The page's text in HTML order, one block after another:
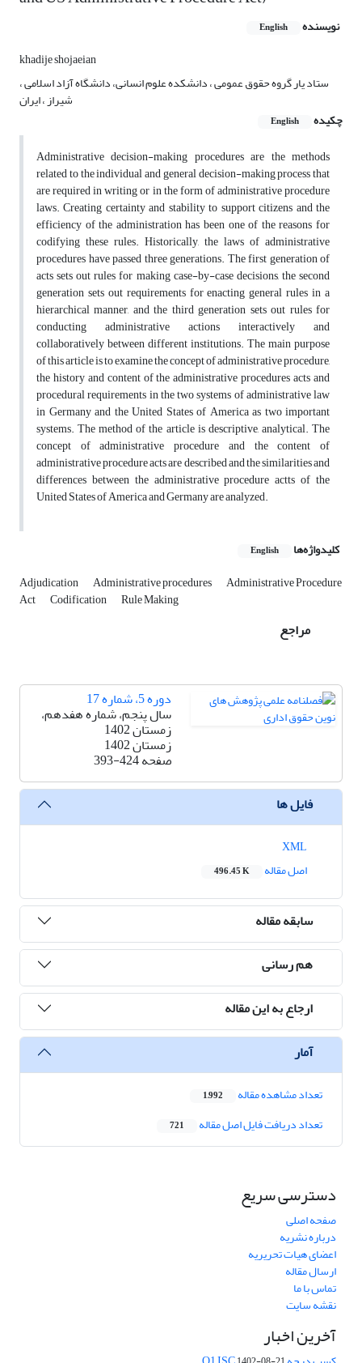
نویسنده English
khadije shojaeian
ستاد یار گروه حقوق عمومی ، دانشکده علوم انسانی، دانشگاه آزاد اسلامی ،
شیراز ، ایران
چکیده
English
Administrative decision-making procedures are the methods
related to the individual and general decision-making process that
are required in writing or in the form of administrative procedure
laws. Creating certainty and stability to support citizens and the
efficiency of the administration has been one of the reasons for
codifying these rules. Historically, the laws of administrative
procedures have passed three generations. The first generation of
acts sets out rules for making case-by-case decisions, the second
generation sets out requirements for enacting general rules in a
hierarchical manner, and the third generation sets out rules for
conducting administrative actions interactively and
collaboratively between different institutions. The main purpose
of this article is to examine the concept of administrative procedure,
the history and content of the administrative procedures acts and
procedural requirements in the two systems of administrative law
in Germany and the United States of America as two important
systems. The method of the article is descriptive, analytical. The
concept of administrative procedure and the content of
administrative procedure acts are described and the similarities and
differences between the administrative procedure actts of the
United States of America and Germany are analyzed.
کلیدواژه‌ها English
Adjudication Administrative procedures Administrative Procedure
Act Codification Rule Making
مراجع
دوره 5، شماره 17
سال پنجم، شماره هفدهم،
زمستان 1402
زمستان 1402
صفحه393-424
فایل ها
اصل مقاله
496.45 K
سابقه مقاله
هم رسانی
ارجاع به این مقاله
آمار
تعداد مشاهده مقاله 1,992
تعداد دریافت فایل اصل مقاله 721
دسترسی سریع
صفحه اصلی
درباره نشریه
اعضای هیات تحریریه
ارسال مقاله
تماس با ما
نقشه سایت
آخرین اخبار